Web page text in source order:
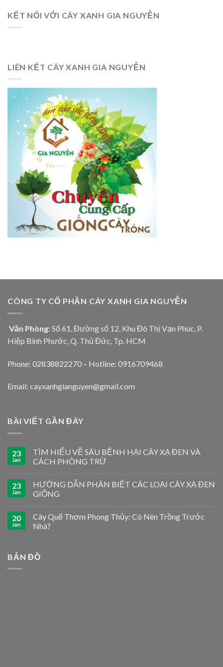
KẾT NỐI VỚI CÂY XANH GIA NGUYỄN
LIÊN KẾT CÂY XANH GIA NGUYỄN
CÔNG TY CỔ PHẦN CÂY XANH GIA NGUYỄN
Văn Phòng: Số 61, Đường số 12, Khu Đô Thị Vạn Phúc, P.
Hiệp Bình Phước, Q. Thủ Đức, Tp. HCM
Phone: 02838822270 – Hotline: 0916709468
Email: cayxanhgianguyen@gmail.com
BÀI VIẾT GẦN ĐÂY
23
Jan
TÌM HIỂU VỀ SÂU BỆNH HẠI CÂY XẠ ĐEN VÀ
CÁCH PHÒNG TRỪ
23
Jan
HƯỚNG DẪN PHÂN BIỆT CÁC LOẠI CÂY XẠ ĐEN
GIỐNG
20
Jan
Cây Quế Thơm Phong Thủy: Có Nên Trồng Trước
Nhà?
BẢN ĐỒ